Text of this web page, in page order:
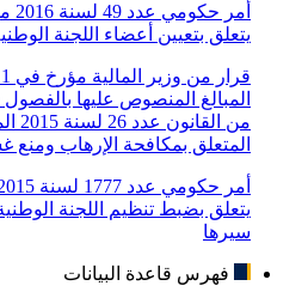
يتعلق بتعيين أعضاء اللجنة
المتعلق بمكافحة الإرهاب ومنع
يتعلق بضبط تنظيم اللجنة
سيرها
فهرس قاعدة البيانات